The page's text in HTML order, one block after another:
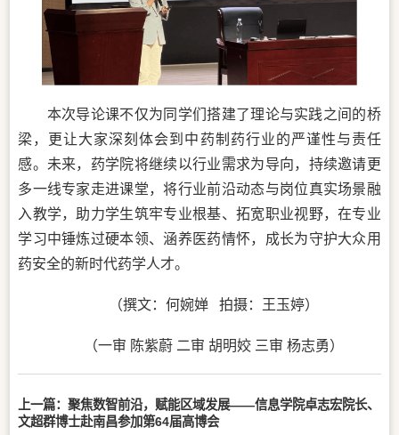
本次导论课不仅为同学们搭建了理论与实践之间的桥
梁，更让大家深刻体会到中药制药行业的严谨性与责任
感。未来，药学院将继续以行业需求为导向，持续邀请更
多一线专家走进课堂，将行业前沿动态与岗位真实场景融
入教学，助力学生筑牢专业根基、拓宽职业视野，在专业
学习中锤炼过硬本领、涵养医药情怀，成长为守护大众用
药安全的新时代药学人才。
（撰文：何婉婵 拍摄：王玉婷）
（一审 陈紫蔚 二审 胡明姣 三审 杨志勇）
上一篇：聚焦数智前沿，赋能区域发展——信息学院卓志宏院长、
文超群博士赴南昌参加第64届高博会